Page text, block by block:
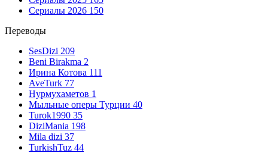
Сериалы 2026 150
Переводы
SesDizi 209
Beni Birakma 2
Ирина Котова 111
AveTurk 77
Нурмухаметов 1
Мыльные оперы Турции 40
Turok1990 35
DiziMania 198
Mila dizi 37
TurkishTuz 44